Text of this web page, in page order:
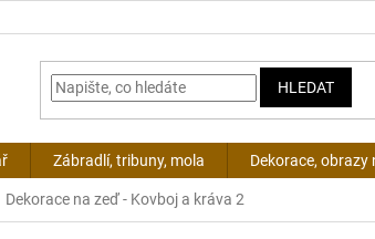
HLEDAT
Zábradlí, tribuny, mola Dekorace, obrazy
Dekorace na zeď - Kovboj a kráva 2